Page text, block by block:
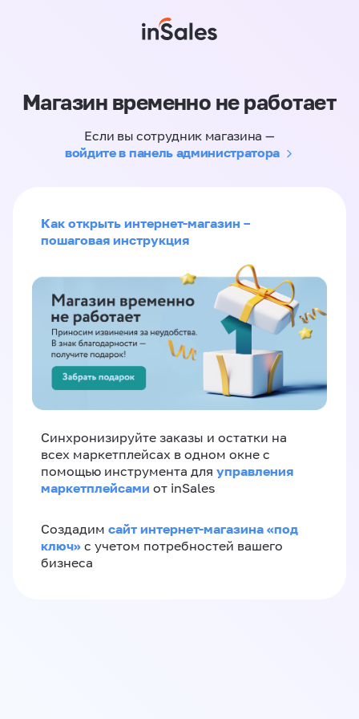
Магазин временно не работает
Если вы сотрудник магазина —
войдите в панель администратора
Как открыть интернет-магазин –
пошаговая инструкция
Синхронизируйте заказы и остатки на
всех маркетплейсах в одном окне с
помощью инструмента для управления
маркетплейсами от inSales
Создадим сайт интернет-магазина «под
ключ» с учетом потребностей вашего
бизнеса